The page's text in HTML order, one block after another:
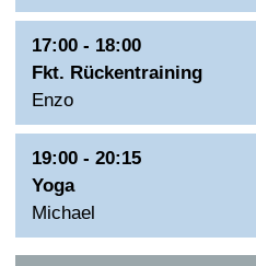
17:00 - 18:00
Fkt. Rückentraining
Enzo
19:00 - 20:15
Yoga
Michael